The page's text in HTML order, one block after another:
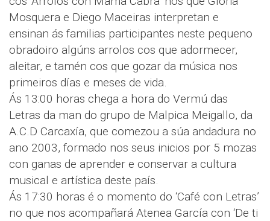
Mosquera e Diego Maceiras interpretan e
ensinan ás familias participantes neste pequeno
obradoiro algúns arrolos cos que adormecer,
aleitar, e tamén cos que gozar da música nos
primeiros días e meses de vida.
Ás 13:00 horas chega a hora do Vermú das
Letras da man do grupo de Malpica Meigallo, da
A.C.D Carcaxía, que comezou a súa andadura no
ano 2003, formado nos seus inicios por 5 mozas
con ganas de aprender e conservar a cultura
musical e artística deste país.
Ás 17:30 horas é o momento do ‘Café con Letras’
no que nos acompañará Atenea García con ‘De ti